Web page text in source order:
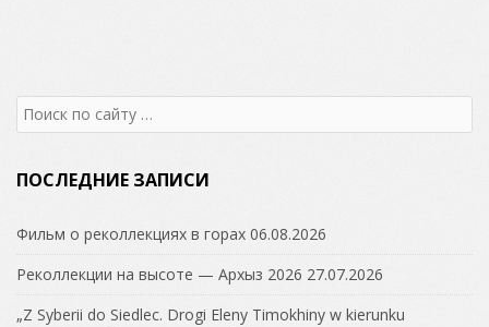
Search
for:
ПОСЛЕДНИЕ ЗАПИСИ
Фильм о реколлекциях в горах 06.08.2026
Реколлекции на высоте — Архыз 2026 27.07.2026
„Z Syberii do Siedlec. Drogi Eleny Timokhiny w kierunku